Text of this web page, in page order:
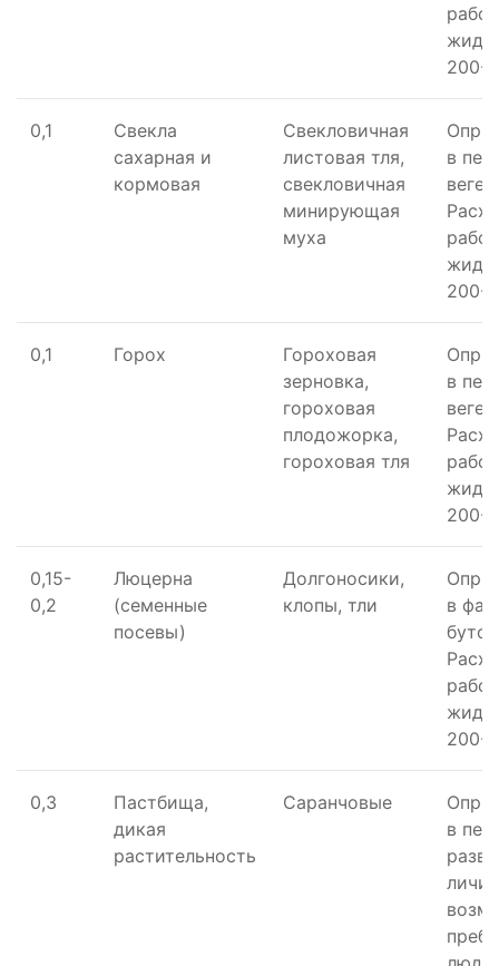
200-
0,1
Свекла
сахарная и
кормовая
Свекловичная
листовая тля,
свекловичная
минирующая
муха
в
200-
0,1 Горох
Гороховая
зерновка,
гороховая
плодожорка,
гороховая тля
в
200-
0,15-
0,2
Люцерна
(семенные
посевы)
Долгоносики,
клопы, тли
в
200-
0,3
Пастбища,
дикая
растительность
Саранчовые
в